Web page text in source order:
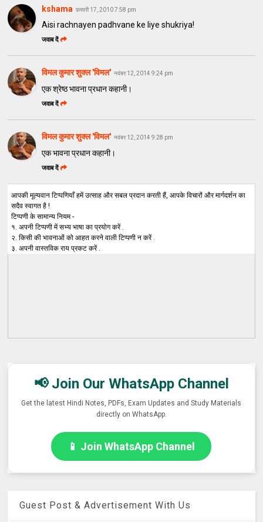
kshama फ़रवरी 17, 2010 7:58 pm
Aisi rachnayen padhvane ke liye shukriya!
जवाब दें
विमल कुमार शुक्ल 'विमल' नवंबर 12, 2014 9:24 pm
एक श्रेष्ठ भावना प्रधान कहानी।
जवाब दें
विमल कुमार शुक्ल 'विमल' नवंबर 12, 2014 9:28 pm
एक भावना प्रधान कहानी।
जवाब दें
आपकी मूल्यवान टिप्पणियाँ हमें उत्साह और सबल प्रदान करती हैं, आपके विचारों और मार्गदर्शन का
सदैव स्वागत है !
टिप्पणी के सामान्य नियम -
१. अपनी टिप्पणी में सभ्य भाषा का प्रयोग करें .
२. किसी की भावनाओं को आहत करने वाली टिप्पणी न करें .
३. अपनी वास्तविक राय प्रकट करें .
📢 Join Our WhatsApp Channel
Get the latest Hindi Notes, PDFs, Exam Updates and Study Materials
directly on WhatsApp.
📱 Join WhatsApp Channel
Guest Post & Advertisement With Us